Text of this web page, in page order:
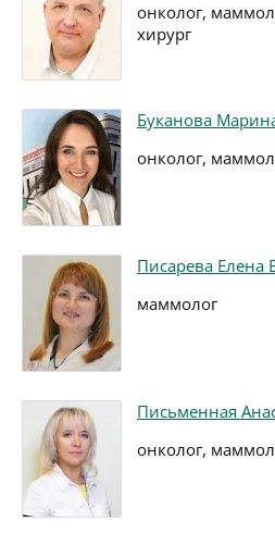
онколог,
хирург
Буканова
онколог,
Писарева
маммолог
Письменная
онколог,